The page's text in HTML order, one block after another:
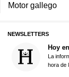
Motor gallego
NEWSLETTERS
Hoy
La
hora de